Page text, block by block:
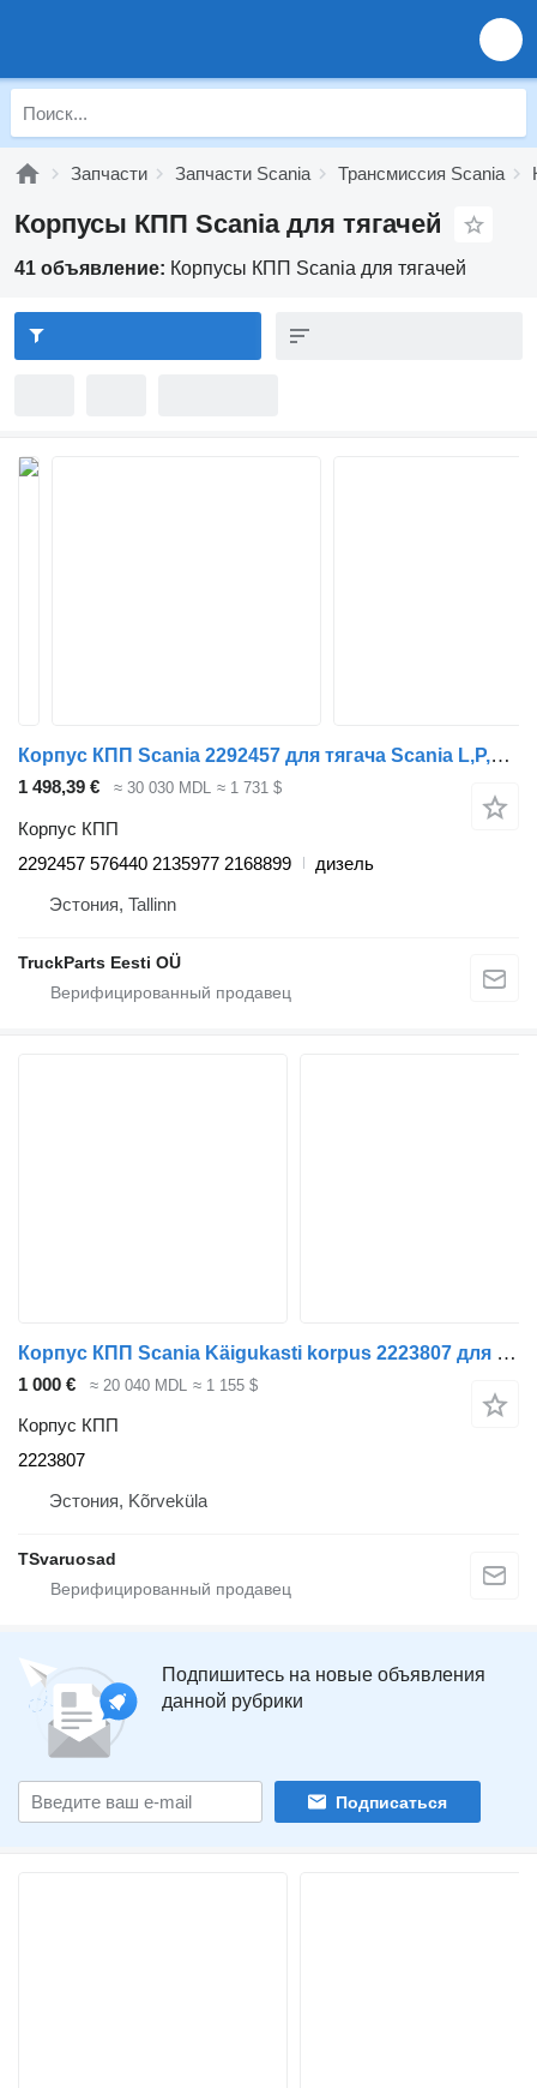
Запчасти Запчасти Scania Трансмиссия Scania
Корпусы КПП Scania для тягачей
41 объявление: Корпусы КПП Scania для тягачей
Корпус КПП Scania 2292457 для тягача Scania L,P,G,R,S-series (2016-)
1 498,39 € ≈ 30 030 MDL ≈ 1 731 $
Корпус КПП
2292457 576440 2135977 2168899
дизель
Эстония, Tallinn
TruckParts Eesti OÜ
Корпус КПП Scania Käigukasti korpus 2223807 для тягача Scania
1 000 € ≈ 20 040 MDL ≈ 1 155 $
Корпус КПП
2223807
Эстония, Kõrveküla
TSvaruosad
Подпишитесь на новые объявления
данной рубрики
Подписаться